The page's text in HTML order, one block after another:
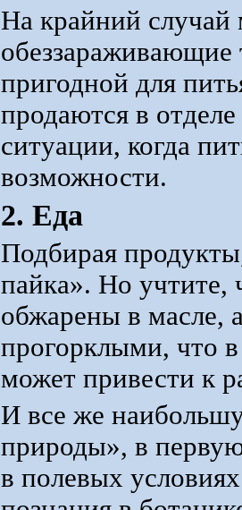
На крайний случай
обеззараживающие
пригодной для
продаются в отделе
ситуации, когда
возможности.
2. Еда
Подбирая
пайка». Но
обжарены в масле,
прогорклыми, что
может привести к
И все же
природы», в
в полевых